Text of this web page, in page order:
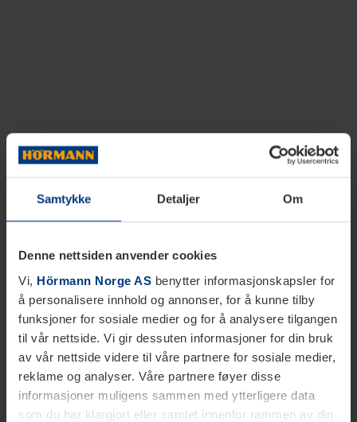
Samtykke Detaljer Om
Denne nettsiden anvender cookies
Vi, Hörmann Norge AS benytter informasjonskapsler for
å personalisere innhold og annonser, for å kunne tilby
funksjoner for sosiale medier og for å analysere tilgangen
til vår nettside. Vi gir dessuten informasjoner for din bruk
av vår nettside videre til våre partnere for sosiale medier,
reklame og analyser. Våre partnere føyer disse
informasjoner muligens sammen med ytterligere data
som du har klargjort eller samlet innenfor rammen av din